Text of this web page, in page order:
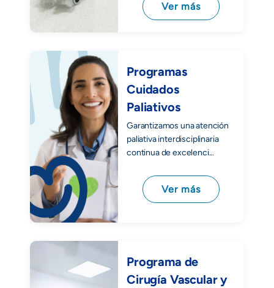
Ver más
Programas
Cuidados
Paliativos
Garantizamos una atención
paliativa interdisciplinaria
continua de excelenci...
Ver más
Programa de
Cirugía Vascular y